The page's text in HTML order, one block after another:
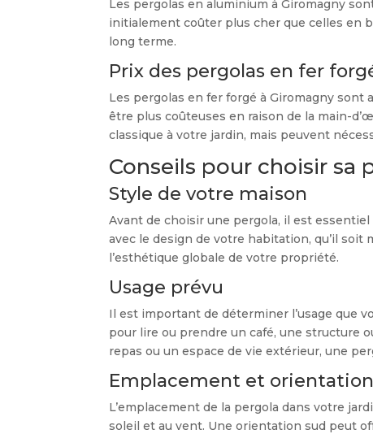
Les pergolas en aluminium à Giromagny
initialement coûter plus cher que celles en
long terme.
Prix des pergolas en fer
Les pergolas en fer forgé à Giromagny
être plus coûteuses en raison de la main-
classique à votre jardin, mais peuvent
Conseils pour choisir sa
Style de votre maison
Avant de choisir une pergola, il est
avec le design de votre habitation, qu’il
l’esthétique globale de votre propriété.
Usage prévu
Il est important de déterminer l’usage que
pour lire ou prendre un café, une structure
repas ou un espace de vie extérieur, une
Emplacement et orientation
L’emplacement de la pergola dans votre
soleil et au vent. Une orientation sud peut